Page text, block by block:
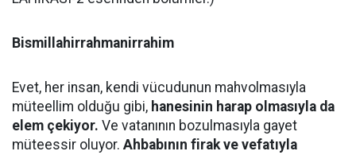
Bismillahirrahmanirrahim
Evet, her insan, kendi vücudunun mahvolmasıyla
müteellim olduğu gibi, hanesinin harap olmasıyla da
elem çekiyor. Ve vatanının bozulmasıyla gayet
müteessir oluyor. Ahbabının firak ve vefatıyla